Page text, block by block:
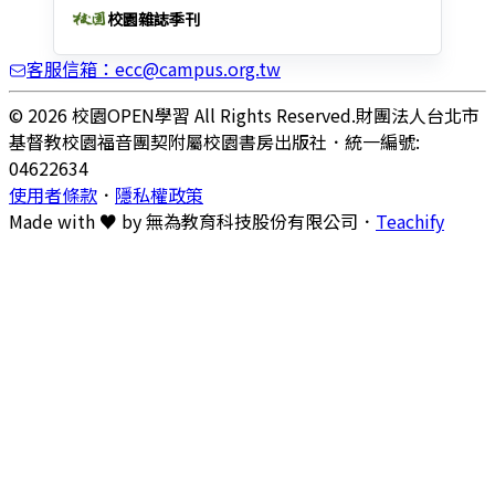
校園雜誌季刊
客服信箱：ecc@campus.org.tw
© 2026 校園OPEN學習 All Rights Reserved.財團法人台北市
基督教校園福音團契附屬校園書房出版社 ． 統一編號:
04622634
使用者條款 ． 隱私權政策
Made with ♥ by無為教育科技股份有限公司． Teachify